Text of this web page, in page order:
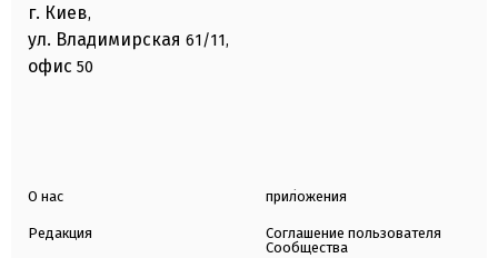
г. Киев,
ул. Владимирская 61/11,
офис 50
О нас
Редакция
приложения
Соглашение пользователя
Сообщества